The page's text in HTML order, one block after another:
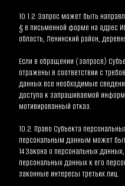
10.1.2. Запрос может быть
§ в письменной форме на адрес
область, Ленинский район,
Если в обращении (запросе)
отражены в соответствии с
данных все необходимые
доступа к запрашиваемой
мотивированный отказ.
10.2. Право Субъекта
персональным данным может
14 Закона о персональных
персональных данных к его
законные интересы третьих лиц.